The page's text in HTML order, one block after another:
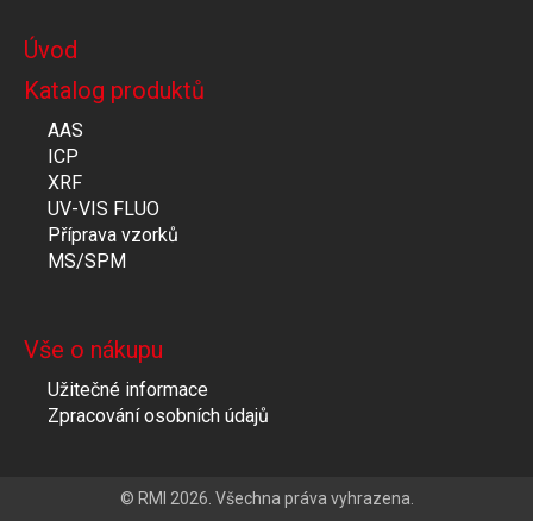
Úvod
Katalog produktů
AAS
ICP
XRF
UV-VIS FLUO
Příprava vzorků
MS/SPM
Vše o nákupu
Užitečné informace
Zpracování osobních údajů
© RMI 2026. Všechna práva vyhrazena.